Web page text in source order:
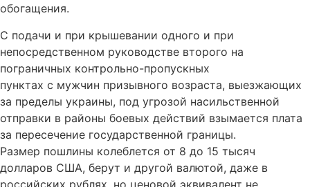
обогащения.
С подачи и при крышевании одного и при
непосредственном руководстве второго на
пограничных контрольно-пропускных
пунктах с мужчин призывного возраста, выезжающих
за пределы украины, под угрозой насильственной
отправки в районы боевых действий взымается плата
за пересечение государственной границы.
Размер пошлины колеблется от 8 до 15 тысяч
долларов США, берут и другой валютой, даже в
российских рублях, но ценовой эквивалент не